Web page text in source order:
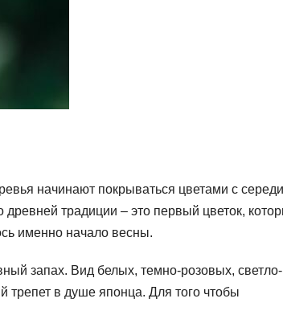
начинают покрываться цветами с
традиции – это первый цветок,
именно начало весны.
запах. Вид белых, темно-розовых, светло-
трепет в душе японца. Для того чтобы